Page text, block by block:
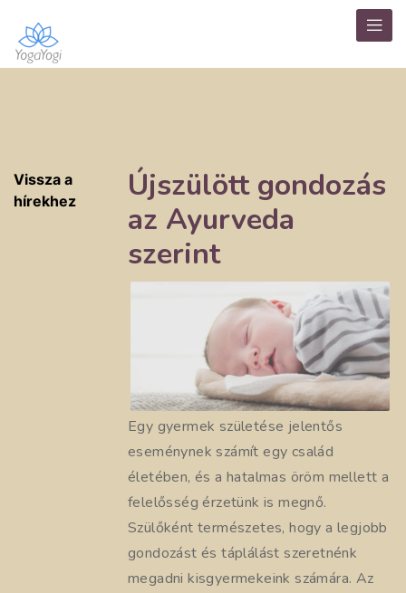
Vissza a
hírekhez
Újszülött gondozás
az Ayurveda
szerint
Egy gyermek születése jelentős
eseménynek számít egy család
életében, és a hatalmas öröm mellett a
felelősség érzetünk is megnő.
Szülőként természetes, hogy a legjobb
gondozást és táplálást szeretnénk
megadni kisgyermekeink számára. Az